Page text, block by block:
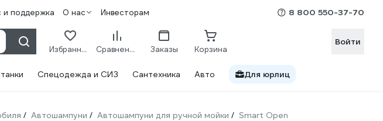
и поддержка О нас Инвесторам 8 800 550-37-70
Избранное Сравнение Заказы Корзина
Войти
Спецодежда и СИЗ Сантехника Авто Для юрлиц
/ Автошампуни / Автошампуни для ручной мойки / Smart Open